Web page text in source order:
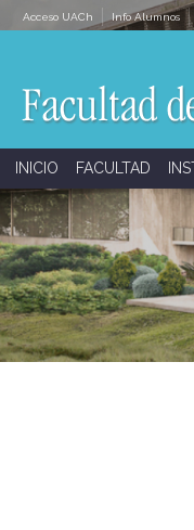
Acceso UACh Info Alumnos
INICIO FACULTAD